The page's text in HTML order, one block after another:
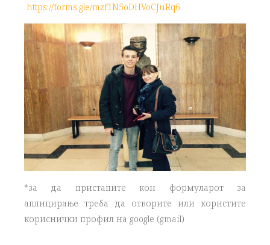
https://forms.gle/mzf1N5oDHVoCJuRq6
*за да пристапите кон формуларот за
аплицирање треба да отворите или користите
кориснички профил на google (gmail)